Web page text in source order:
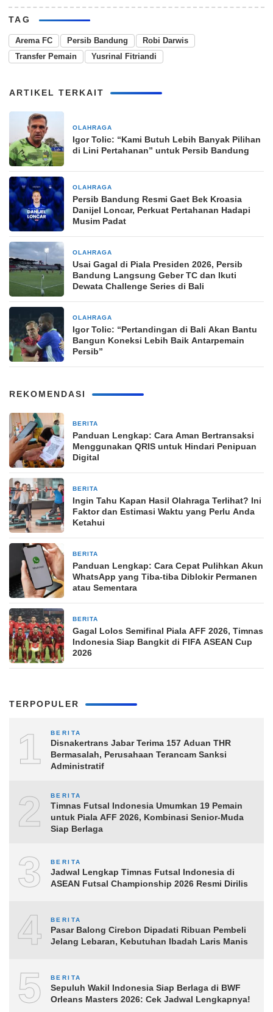
TAG
Arema FC Persib Bandung
Robi Darwis
Transfer Pemain
Yusrinal Fitriandi
ARTIKEL TERKAIT
OLAHRAGA
Igor Tolic: “Kami Butuh Lebih Banyak Pilihan
di Lini Pertahanan” untuk Persib Bandung
OLAHRAGA
Persib Bandung Resmi Gaet Bek Kroasia
Danijel Loncar, Perkuat Pertahanan Hadapi
Musim Padat
OLAHRAGA
Usai Gagal di Piala Presiden 2026, Persib
Bandung Langsung Geber TC dan Ikuti
Dewata Challenge Series di Bali
OLAHRAGA
Igor Tolic: “Pertandingan di Bali Akan Bantu
Bangun Koneksi Lebih Baik Antarpemain
Persib”
REKOMENDASI
BERITA
Panduan Lengkap: Cara Aman Bertransaksi
Menggunakan QRIS untuk Hindari Penipuan
Digital
BERITA
Ingin Tahu Kapan Hasil Olahraga Terlihat? Ini
Faktor dan Estimasi Waktu yang Perlu Anda
Ketahui
BERITA
Panduan Lengkap: Cara Cepat Pulihkan Akun
WhatsApp yang Tiba-tiba Diblokir Permanen
atau Sementara
BERITA
Gagal Lolos Semifinal Piala AFF 2026, Timnas
Indonesia Siap Bangkit di FIFA ASEAN Cup
2026
TERPOPULER
1 BERITA
Disnakertrans Jabar Terima 157 Aduan THR
Bermasalah, Perusahaan Terancam Sanksi
Administratif
2 BERITA
Timnas Futsal Indonesia Umumkan 19 Pemain
untuk Piala AFF 2026, Kombinasi Senior-Muda
Siap Berlaga
3 BERITA
Jadwal Lengkap Timnas Futsal Indonesia di
ASEAN Futsal Championship 2026 Resmi Dirilis
4 BERITA
Pasar Balong Cirebon Dipadati Ribuan Pembeli
Jelang Lebaran, Kebutuhan Ibadah Laris Manis
5 BERITA
Sepuluh Wakil Indonesia Siap Berlaga di BWF
Orleans Masters 2026: Cek Jadwal Lengkapnya!